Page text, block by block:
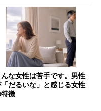
んな女性は苦手です。男性
「だるいな」と感じる女性
特徴